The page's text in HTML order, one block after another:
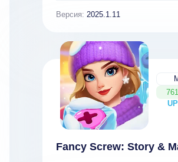
Версия: 2025.1.11
Fancy Screw: Story &